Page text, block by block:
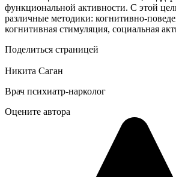
функциональной активности. С этой
различные методики: когнитивно-
когнитивная стимуляция, социальная
Поделиться страницей
Никита Саган
Врач психиатр-нарколог
Оцените автора